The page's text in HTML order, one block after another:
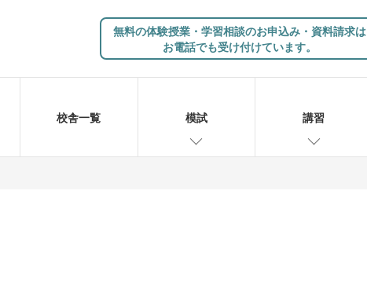
無料の体験授業・学習相談のお申込み・資料請求は
お電話でも受け付けています。
校舎一覧 模試 講習